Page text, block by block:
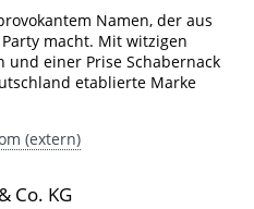
Namen, der aus
macht. Mit witzigen
und einer Prise Schabernack
etablierte Marke
(extern)
Co. KG